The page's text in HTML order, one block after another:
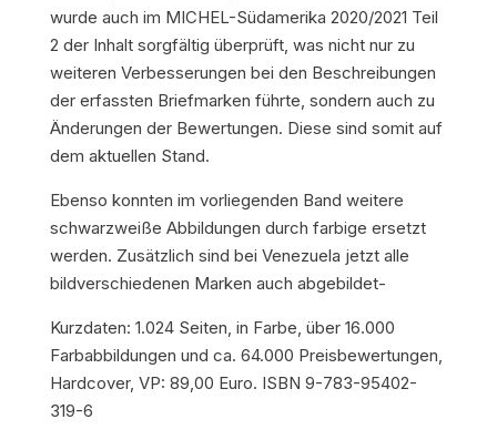
wurde auch im MICHEL-Südamerika 2020/2021 Teil
2 der Inhalt sorgfältig überprüft, was nicht nur zu
weiteren Verbesserungen bei den Beschreibungen
der erfassten Briefmarken führte, sondern auch zu
Änderungen der Bewertungen. Diese sind somit auf
dem aktuellen Stand.
Ebenso konnten im vorliegenden Band weitere
schwarzweiße Abbildungen durch farbige ersetzt
werden. Zusätzlich sind bei Venezuela jetzt alle
bildverschiedenen Marken auch abgebildet-
Kurzdaten: 1.024 Seiten, in Farbe, über 16.000
Farbabbildungen und ca. 64.000 Preisbewertungen,
Hardcover, VP: 89,00 Euro. ISBN 9-783-95402-
319-6